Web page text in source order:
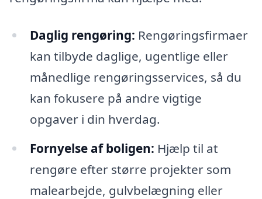
Daglig rengøring: Rengøringsfirmaer
kan tilbyde daglige, ugentlige eller
månedlige rengøringsservices, så du
kan fokusere på andre vigtige
opgaver i din hverdag.
Fornyelse af boligen: Hjælp til at
rengøre efter større projekter som
malearbejde, gulvbelægning eller